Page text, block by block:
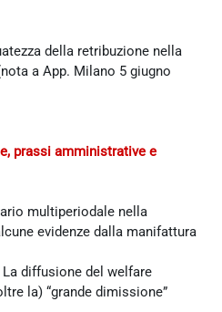
della retribuzione nella
a App. Milano 5 giugno
prassi amministrative e
multiperiodale nella
evidenze dalla manifattura
La diffusione del welfare
la) “grande dimissione”